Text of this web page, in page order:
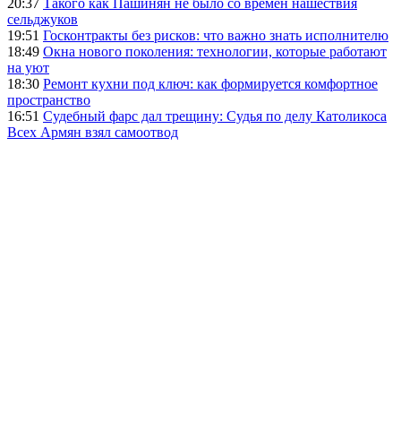
20:37 Такого как Пашинян не было со времен нашествия
сельджуков
19:51 Госконтракты без рисков: что важно знать исполнителю
18:49 Окна нового поколения: технологии, которые работают
на уют
18:30 Ремонт кухни под ключ: как формируется комфортное
пространство
16:51 Судебный фарс дал трещину: Судья по делу Католикоса
Всех Армян взял самоотвод